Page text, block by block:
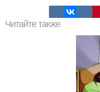
Читайте также